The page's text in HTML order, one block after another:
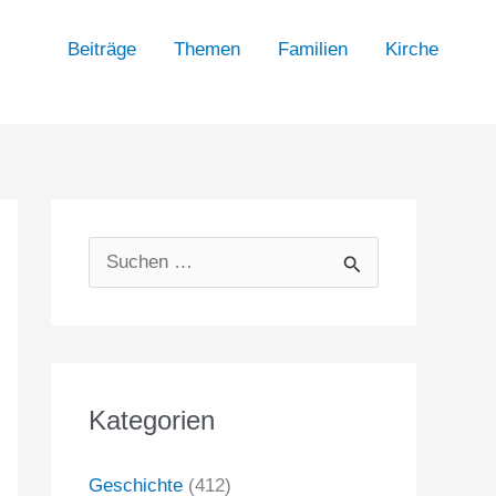
Beiträge Themen Familien Kirche
e
Kategorien
Geschichte (412)